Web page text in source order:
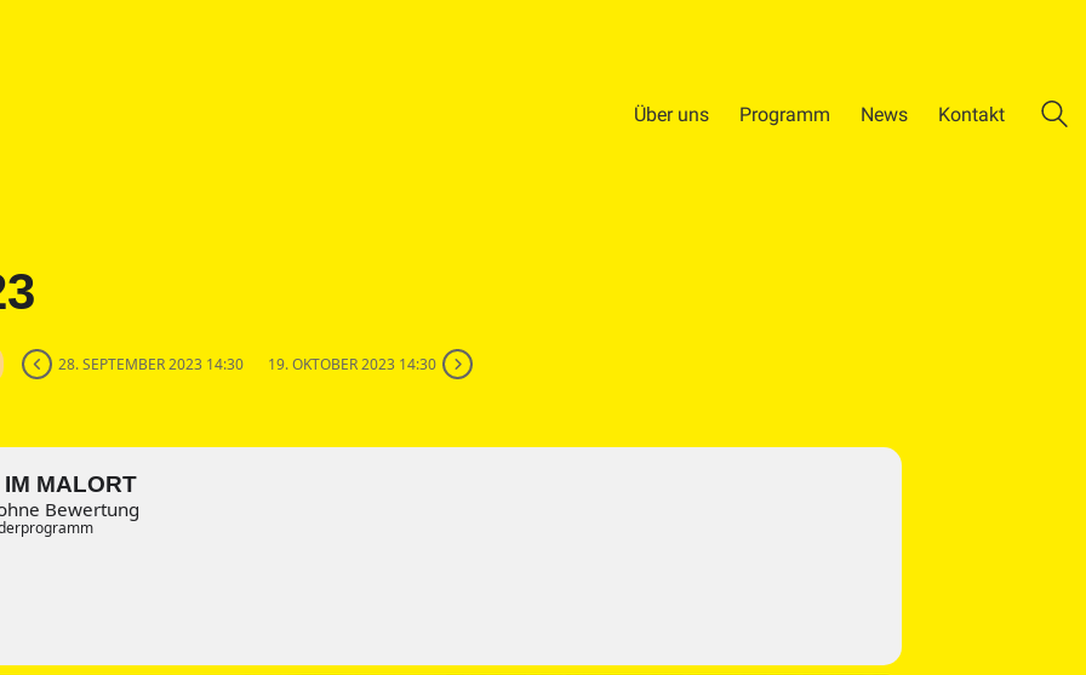
Über uns Programm News Kontakt
28. SEPTEMBER 2023 14:30 19. OKTOBER 2023 14:30
MALORT
Bewertung